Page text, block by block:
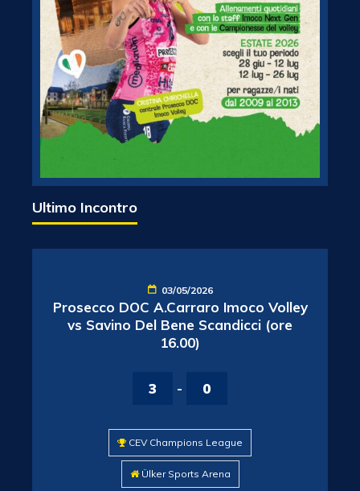
Ultimo Incontro
03/05/2026
Prosecco DOC A.Carraro Imoco Volley
vs Savino Del Bene Scandicci (ore
16.00)
3 - 0
CEV Champions League
Ülker Sports Arena